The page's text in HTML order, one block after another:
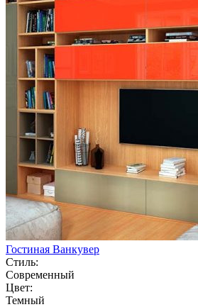
Гостиная Ванкувер
Стиль:
Современный
Цвет:
Темный